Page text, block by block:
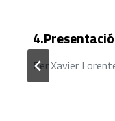
PerXavier